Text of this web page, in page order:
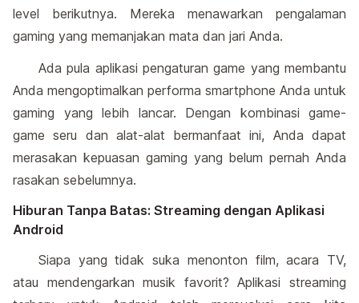
level berikutnya. Mereka menawarkan pengalaman
gaming yang memanjakan mata dan jari Anda.
Ada pula aplikasi pengaturan game yang membantu
Anda mengoptimalkan performa smartphone Anda untuk
gaming yang lebih lancar. Dengan kombinasi game-
game seru dan alat-alat bermanfaat ini, Anda dapat
merasakan kepuasan gaming yang belum pernah Anda
rasakan sebelumnya.
Hiburan Tanpa Batas: Streaming dengan Aplikasi
Android
Siapa yang tidak suka menonton film, acara TV,
atau mendengarkan musik favorit? Aplikasi streaming